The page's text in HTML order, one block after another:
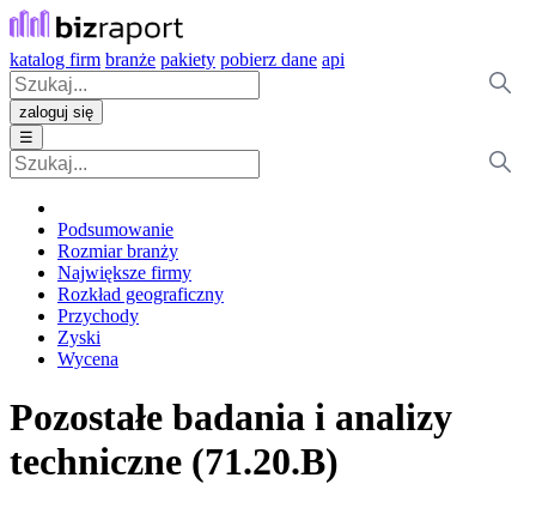
katalog firm branże pakiety pobierz dane api
zaloguj się
☰
Podsumowanie
Rozmiar branży
Największe firmy
Rozkład geograficzny
Przychody
Zyski
Wycena
Pozostałe badania i analizy
techniczne (71.20.B)